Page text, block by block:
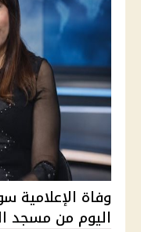
وفاة الإعلامية
اليوم من مسجد